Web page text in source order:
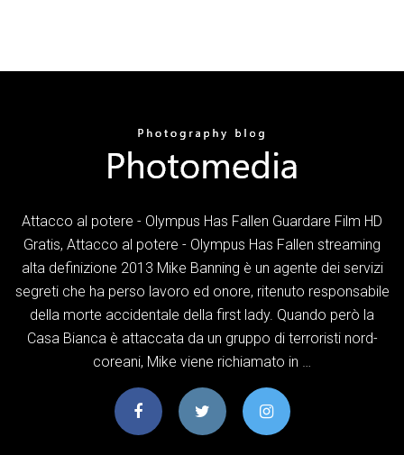
Attacco al potere - Olympus Has Fallen Guardare Film HD
Gratis, Attacco al potere - Olympus Has Fallen streaming
alta definizione 2013 Mike Banning è un agente dei servizi
segreti che ha perso lavoro ed onore, ritenuto responsabile
della morte accidentale della first lady. Quando però la
Casa Bianca è attaccata da un gruppo di terroristi nord-
coreani, Mike viene richiamato in …